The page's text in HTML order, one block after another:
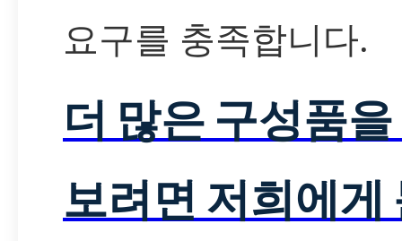
요구를 충족합니다.
더 많은 구성품
보려면 저희에게